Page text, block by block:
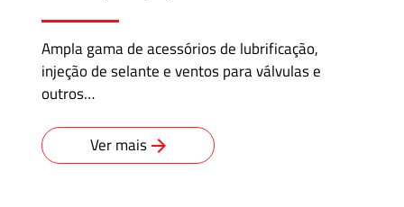
Ampla gama de acessórios de lubrificação,
injeção de selante e ventos para válvulas e
outros…
Ver mais